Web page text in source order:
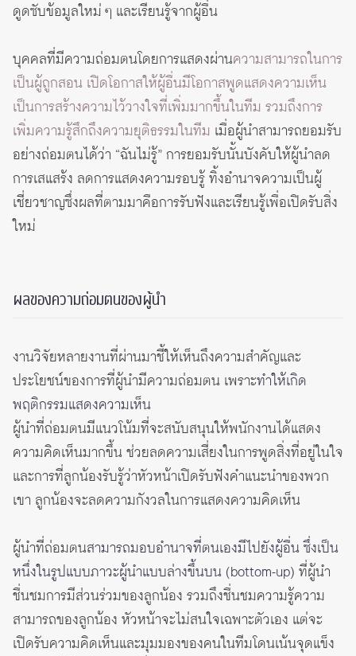
ดูดซับข้อมูลใหม่ ๆ และเรียนรู้จากผู้อื่น
บุคคลที่มีความถ่อมตนโดยการแสดงผ่านความสามารถในการ
เป็นผู้ถูกสอน เปิดโอกาสให้ผู้อื่นมีโอกาสพูดแสดงความเห็น
เป็นการสร้างความไว้วางใจที่เพิ่มมากขึ้นในทีม รวมถึงการ
เพิ่มความรู้สึกถึงความยุติธรรมในทีม เมื่อผู้นำสามารถยอมรับ
อย่างถ่อมตนได้ว่า “ฉันไม่รู้” การยอมรับนั้นบังคับให้ผู้นำลด
การเสแสร้ง ลดการแสดงความรอบรู้ ทิ้งอำนาจความเป็นผู้
เชี่ยวชาญซึ่งผลที่ตามมาคือการรับฟังและเรียนรู้เพื่อเปิดรับสิ่ง
ใหม่
ผลของความถ่อมตนของผู้นำ
งานวิจัยหลายงานที่ผ่านมาชี้ให้เห็นถึงความสำคัญและ
ประโยชน์ของการที่ผู้นำมีความถ่อมตน เพราะทำให้เกิด
พฤติกรรมแสดงความเห็น
ผู้นำที่ถ่อมตนมีแนวโน้มที่จะสนับสนุนให้พนักงานได้แสดง
ความคิดเห็นมากขึ้น ช่วยลดความเสี่ยงในการพูดสิ่งที่อยู่ในใจ
และการที่ลูกน้องรับรู้ว่าหัวหน้าเปิดรับฟังคำแนะนำของพวก
เขา ลูกน้องจะลดความกังวลในการแสดงความคิดเห็น
ผู้นำที่ถ่อมตนสามารถมอบอำนาจที่ตนเองมีไปยังผู้อื่น ซึ่งเป็น
หนึ่งในรูปแบบภาวะผู้นำแบบล่างขึ้นบน (bottom-up) ที่ผู้นำ
ชื่นชมการมีส่วนร่วมของลูกน้อง รวมถึงชื่นชมความรู้ความ
สามารถของลูกน้อง หัวหน้าจะไม่สนใจเฉพาะตัวเอง แต่จะ
เปิดรับความคิดเห็นและมุมมองของคนในทีมโดนเน้นจุดแข็ง